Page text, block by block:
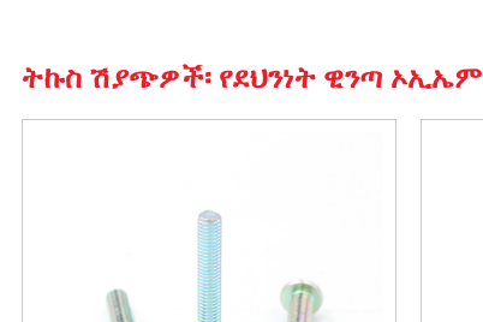
ትኩስ ሽያጭዎች፡ የደህንነት ዊንጣ ኦኢኤም